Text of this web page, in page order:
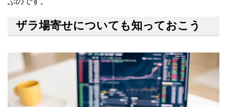
ザラ場寄せについても知っておこう